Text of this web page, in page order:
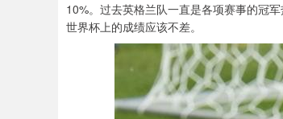
10%。过去英格兰队一直是各项赛事的冠
世界杯上的成绩应该不差。